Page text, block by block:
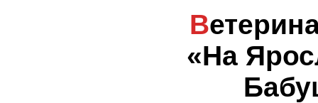
Ветеринарная клиника
«На